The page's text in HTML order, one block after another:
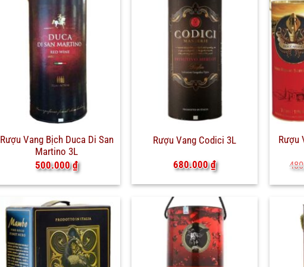
Rượu Vang Bịch Duca Di San
Martino 3L
500.000₫
Rượu Vang Codici 3L
680.000₫
Rượu